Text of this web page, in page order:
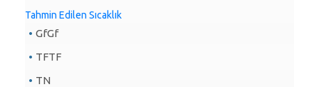
Tahmin Edilen Sıcaklık
GfGf
TFTF
TN